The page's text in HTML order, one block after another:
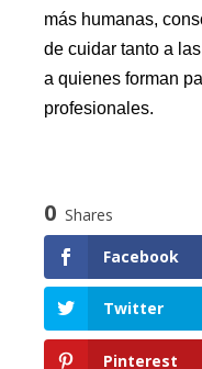
más humanas,
de cuidar tanto a
a quienes forman
profesionales.
0 Shares
Facebook
Twitter
Pinterest